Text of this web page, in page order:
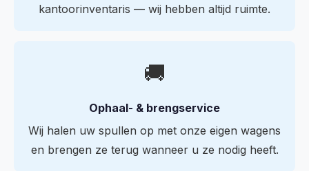
kantoorinventaris — wij hebben altijd ruimte.
🚚
Ophaal- & brengservice
Wij halen uw spullen op met onze eigen wagens
en brengen ze terug wanneer u ze nodig heeft.